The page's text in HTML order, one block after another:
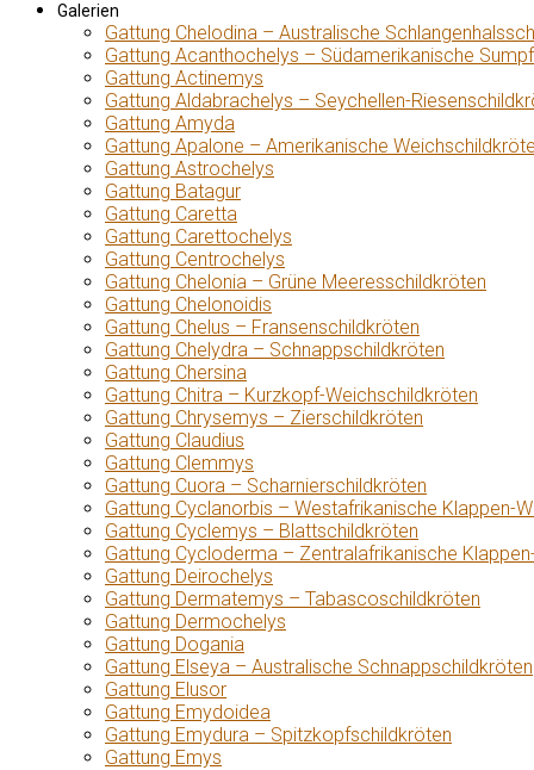
Galerien
Gattung Chelodina – Australische
Gattung Acanthochelys – Südamerikanische
Gattung Actinemys
Gattung Aldabrachelys – Seychellen-
Gattung Amyda
Gattung Apalone – Amerikanische
Gattung Astrochelys
Gattung Batagur
Gattung Caretta
Gattung Carettochelys
Gattung Centrochelys
Gattung Chelonia – Grüne Meeresschildkröten
Gattung Chelonoidis
Gattung Chelus – Fransenschildkröten
Gattung Chelydra – Schnappschildkröten
Gattung Chersina
Gattung Chitra – Kurzkopf-Weichschildkröten
Gattung Chrysemys – Zierschildkröten
Gattung Claudius
Gattung Clemmys
Gattung Cuora – Scharnierschildkröten
Gattung Cyclanorbis – Westafrikanische Klappen-
Gattung Cyclemys – Blattschildkröten
Gattung Cycloderma – Zentralafrikanische
Gattung Deirochelys
Gattung Dermatemys – Tabascoschildkröten
Gattung Dermochelys
Gattung Dogania
Gattung Elseya – Australische Schnappschildkröten
Gattung Elusor
Gattung Emydoidea
Gattung Emydura – Spitzkopfschildkröten
Gattung Emys